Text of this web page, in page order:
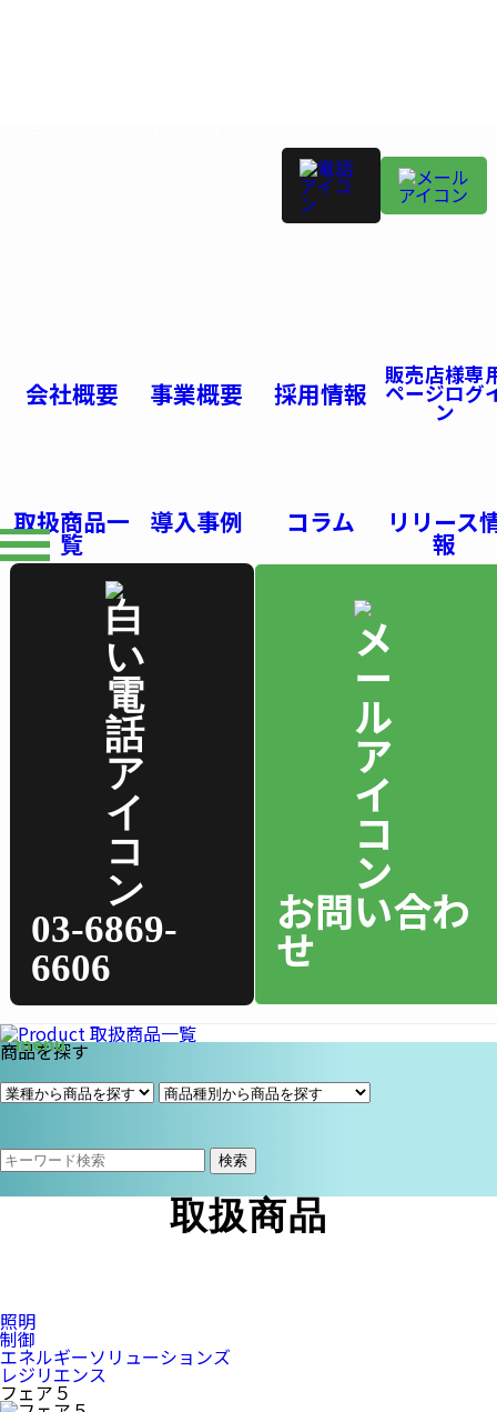
会社概要 事業概要 採用情報
販売店様専
ページログ
ン
取扱商品一
覧
導入事例 コラム リリース
報
03-6869-
6606
お問い合わ
せ
商品を探す
検索
取扱商品
照明
制御
エネルギーソリューションズ
レジリエンス
フェア５